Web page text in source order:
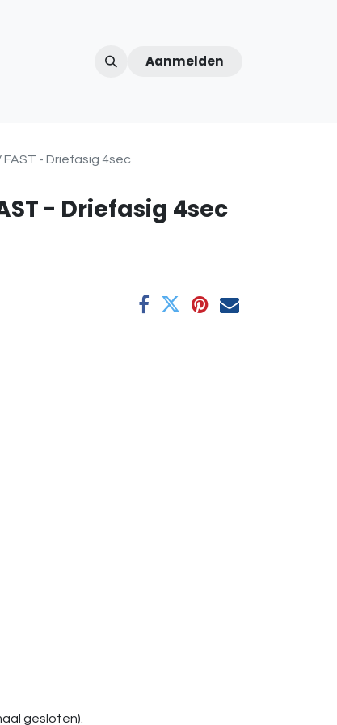
Over ons Afspraak
Aanmelden
FAST - Driefasig 4sec
- Driefasig 4sec
gesloten).